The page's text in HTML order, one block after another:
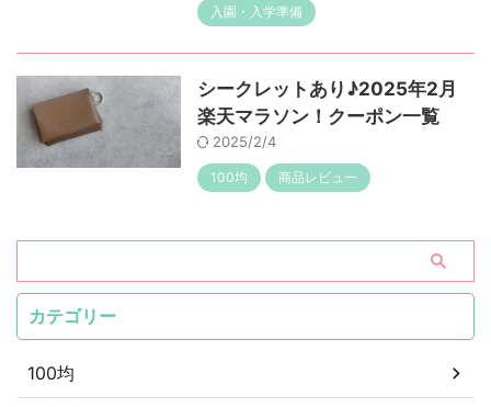
入園・入学準備
シークレットあり♪2025年2月
楽天マラソン！クーポン一覧
2025/2/4
100均 商品レビュー
カテゴリー
100均